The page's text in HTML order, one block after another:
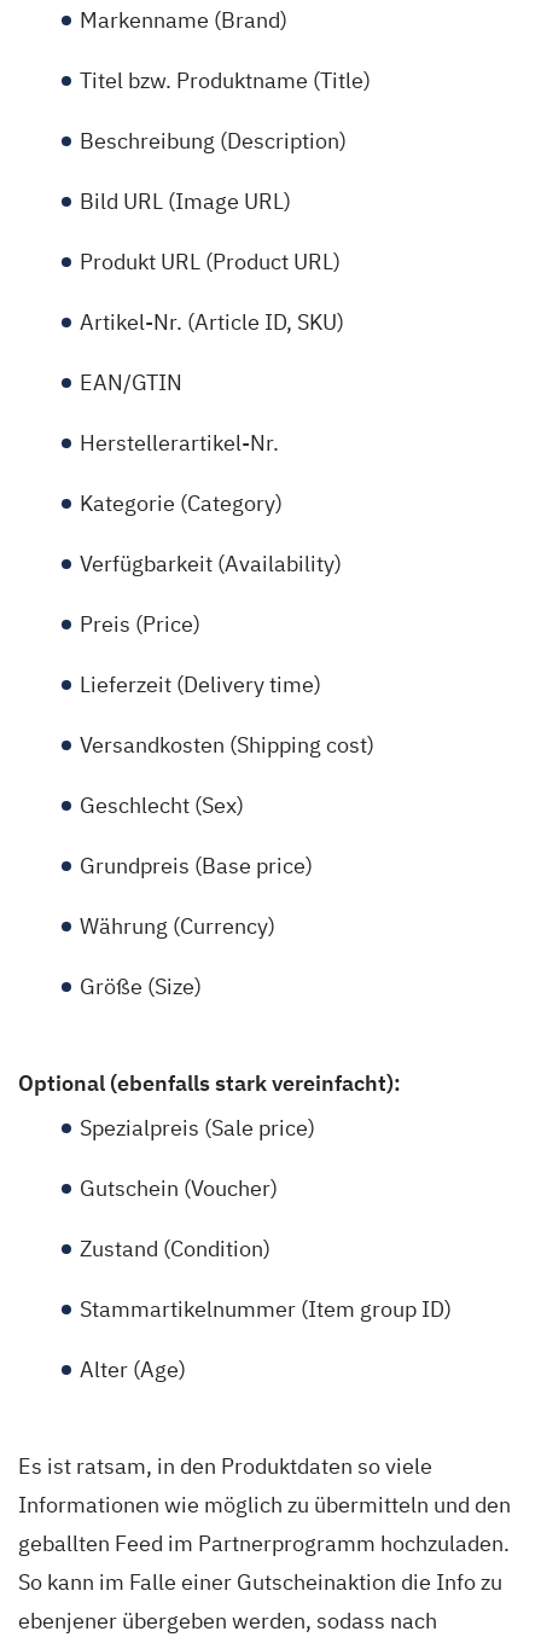
Markenname (Brand)
Titel bzw. Produktname (Title)
Beschreibung (Description)
Bild URL (Image URL)
Produkt URL (Product URL)
Artikel-Nr. (Article ID, SKU)
EAN/GTIN
Herstellerartikel-Nr.
Kategorie (Category)
Verfügbarkeit (Availability)
Preis (Price)
Lieferzeit (Delivery time)
Versandkosten (Shipping cost)
Geschlecht (Sex)
Grundpreis (Base price)
Währung (Currency)
Größe (Size)
Optional (ebenfalls stark vereinfacht):
Spezialpreis (Sale price)
Gutschein (Voucher)
Zustand (Condition)
Stammartikelnummer (Item group ID)
Alter (Age)
Es ist ratsam, in den Produktdaten so viele
Informationen wie möglich zu übermitteln und den
geballten Feed im Partnerprogramm hochzuladen.
So kann im Falle einer Gutscheinaktion die Info zu
ebenjener übergeben werden, sodass nach